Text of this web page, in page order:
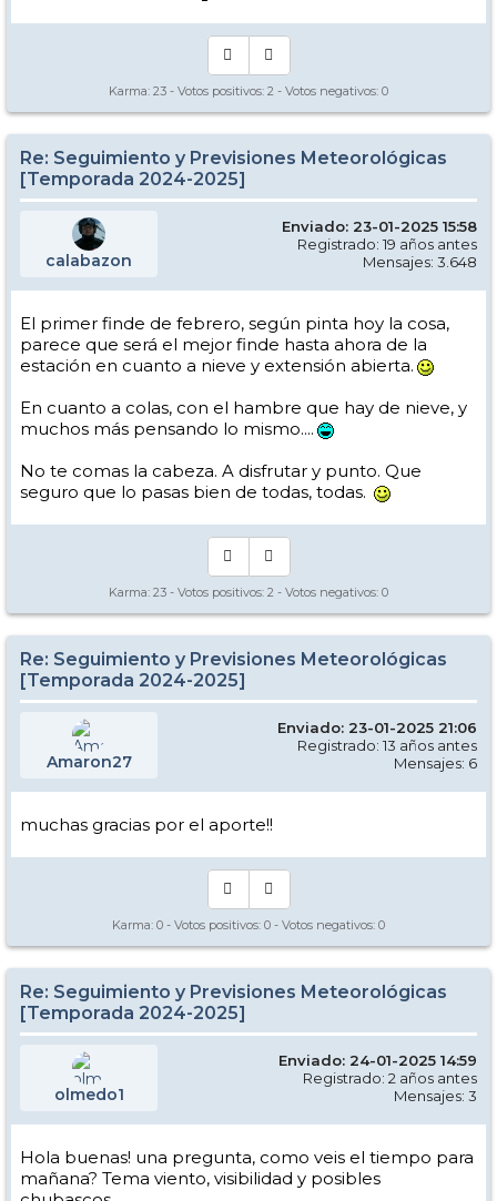
Karma: 23 - Votos positivos: 2 - Votos negativos: 0
Re: Seguimiento y Previsiones Meteorológicas
[Temporada 2024-2025]
calabazon
Enviado: 23-01-2025 15:58
Registrado: 19 años antes
Mensajes: 3.648
El primer finde de febrero, según pinta hoy la cosa,
parece que será el mejor finde hasta ahora de la
estación en cuanto a nieve y extensión abierta.
En cuanto a colas, con el hambre que hay de nieve, y
muchos más pensando lo mismo....
No te comas la cabeza. A disfrutar y punto. Que
seguro que lo pasas bien de todas, todas.
Karma: 23 - Votos positivos: 2 - Votos negativos: 0
Re: Seguimiento y Previsiones Meteorológicas
[Temporada 2024-2025]
Amaron27
Enviado: 23-01-2025 21:06
Registrado: 13 años antes
Mensajes: 6
muchas gracias por el aporte!!
Karma: 0 - Votos positivos: 0 - Votos negativos: 0
Re: Seguimiento y Previsiones Meteorológicas
[Temporada 2024-2025]
olmedo1
Enviado: 24-01-2025 14:59
Registrado: 2 años antes
Mensajes: 3
Hola buenas! una pregunta, como veis el tiempo para
mañana? Tema viento, visibilidad y posibles